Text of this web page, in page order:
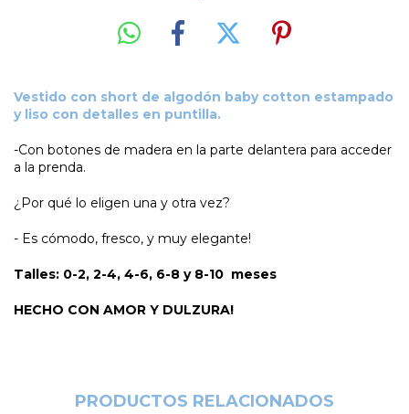
Vestido con short de algodón baby cotton estampado
y liso con detalles en puntilla.
-Con botones de madera en la parte delantera para acceder
a la prenda.
¿Por qué lo eligen una y otra vez?
- Es cómodo, fresco, y muy elegante!
Talles: 0-2, 2-4, 4-6, 6-8 y 8-10 meses
HECHO CON AMOR Y DULZURA!
PRODUCTOS RELACIONADOS